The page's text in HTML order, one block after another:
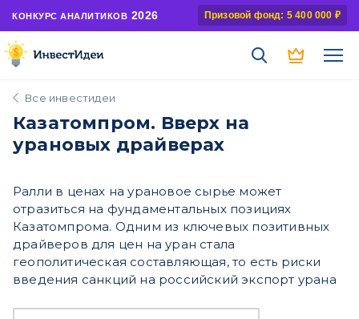
КОНКУРС АНАЛИТИКОВ 2026 Призовой фонд: 5 400 000 ₽
Все инвестидеи
Казатомпром. Вверх на
урановых драйверах
Ралли в ценах на урановое сырье может
отразиться на фундаментальных позициях
Казатомпрома. Одним из ключевых позитивных
драйверов для цен на уран стала
геополитическая составляющая, то есть риски
введения санкций на российский экспорт урана